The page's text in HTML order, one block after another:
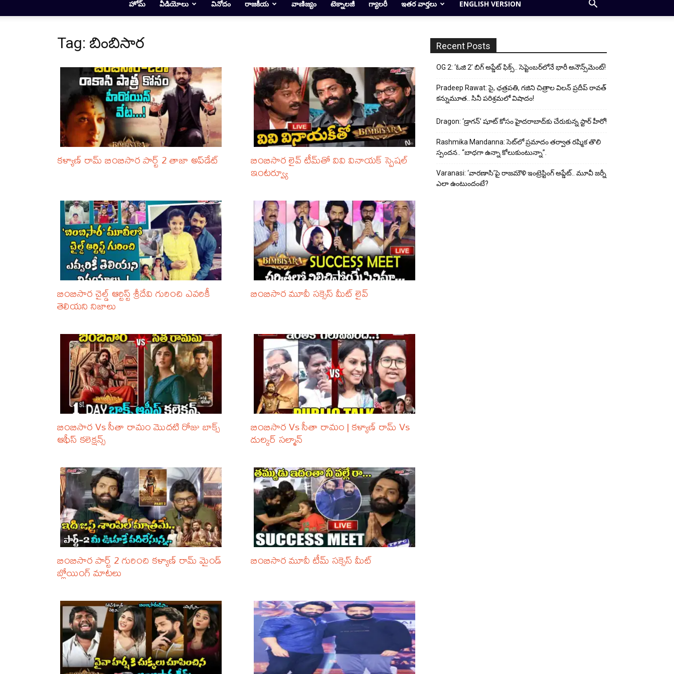
హోమ్ వీడియోలు వినోదం రాజకీయ వాణిజ్యం టెక్నాలజీ గ్యాలరీ ఇతర వార్తలు ENGLISH VERSION
Tag: బింబిసార
కళ్యాణ్ రామ్ బింబిసార పార్ట్ 2 తాజా అప్‌డేట్ బింబిసార లైవ్ టీమ్‌తో వివి వినాయక్ స్పెషల్
ఇంటర్వ్యూ
బింబిసార చైల్డ్ ఆర్టిస్ట్ శ్రీదేవి గురించి ఎవరికీ
తెలియని నిజాలు
బింబిసార మూవీ సక్సెస్ మీట్ లైవ్
బింబిసార Vs సీతా రామం మొదటి రోజు బాక్స్
ఆఫీస్ కలెక్షన్స్
బింబిసార Vs సీతా రామం | కళ్యాణ్ రామ్ Vs
దుల్కర్ సల్మాన్
బింబిసార పార్ట్ 2 గురించి కళ్యాణ్ రామ్ మైండ్
బ్లోయింగ్ మాటలు
బింబిసార మూవీ టీమ్ సక్సెస్ మీట్
Recent Posts
OG 2: ‘ఓజి 2’ బిగ్ అప్డేట్ ఫిక్స్.. సెప్టెంబర్‌లోనే భారీ అనౌన్స్‌మెంట్!
Pradeep Rawat: సై, ఛత్రపతి, గజిని చిత్రాల విలన్ ప్రదీప్ రావత్
కన్నుమూత.. సినీ పరిశ్రమలో విషాదం!
Dragon: ‘డ్రాగన్’ షూట్ కోసం హైదరాబాద్‌కు చేరుకున్న స్టార్ హీరో!
Rashmika Mandanna: సెట్‌లో ప్రమాదం తర్వాత రష్మిక తొలి
స్పందన.. “బాధగా ఉన్నా కోలుకుంటున్నా”.
Varanasi: ‘వారణాసి’పై రాజమౌళి ఇంట్రెస్టింగ్ అప్డేట్.. మూవీ జర్నీ
ఎలా ఉంటుందంటే?